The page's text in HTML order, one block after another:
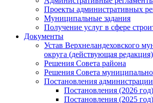
Проекты административных
Муниципальные задания
Получение услуг в сфере
Документы
Устав Верхнеландеховского
округа (действующая редакция)
Решения Совета района
Решения Совета
Постановления администрации
Постановления (2026 год)
Постановления (2025 год)